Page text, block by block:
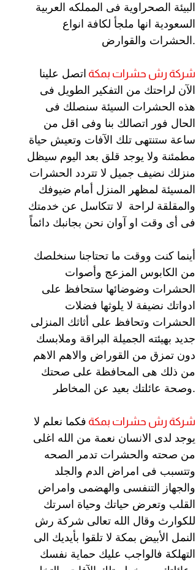
البيئة الصحراوية فى المملكه العربية
السعودية انها ملجأ لكافة انواع
الحشرات والقوارض.
شركة رش حشرات بمكة اتصل علينا
الآن لراحتك من التفكير الطويل فى
هذه الحشرات السيئة سنصلك فى
الحال فور اتصالك بنا وفى اقل من
ساعة ستنتهى تلك الآفات وتعيش حياة
مطمئنة ولا يوجد قلق بعد اليوم سيظل
منزلك نضيف جميل لا تتردد الحشرات
المسيئة لمظهر المنزل أمام ضيوفك
والمقلقة لراحة لا تتكاسل عن خدمتك
فى أى وقت او آوان نحن بجانبك دائماً
أينما كنت ووقت ما تحتاجنا سنخلصك
من الكابوس المزعج وأصوات
الحشرات وضوضائها ستحافظ على
ادواتك نضيفة لا يلوثها فضلات
الحشرات وتحافظ على أثاثك المنزلى
جديد بهيئته الجميلة البراقة وملابسك
دون تمزق من القوراض والاهم الاهم
من ذلك هى المحافظة على صحتك
وصحة عائلتك بعيد عن المخاطر.
شركة رش حشرات بمكة فكما نعلم لا
يوجد لدى الانسان نعمة من الله اغلى
من صحته والحشرات تدمر الصحه
وتتسبب فى امراض الدم والجلد
والجهاز التنفسى والهضمى وامراض
القلب وتعرض حياتك وحياة اسرتك
للكوارث وقال الله تعالى شركة رش
النمل الأبيض بمكة لا تلقوا بأيديك الى
التهلكة فالواجب عليك حماية نفسك